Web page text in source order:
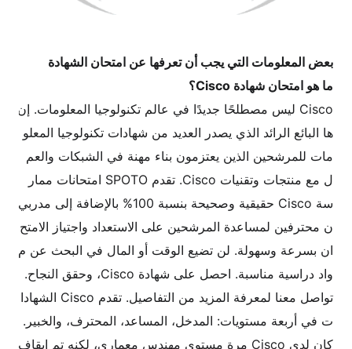
بعض المعلومات التي يجب أن تعرفها عن امتحان الشهادة
ما هو امتحان شهادة Cisco؟
Cisco ليس مصطلحًا جديدًا في عالم تكنولوجيا المعلومات. إن
ها البائع الرائد الذي يصدر العديد من شهادات تكنولوجيا المعلو
مات للمرشحين الذين يعتزمون بناء مهنة في الشبكات والعم
ل مع منتجات وتقنيات Cisco. تقدم SPOTO امتحانات ممار
سة Cisco حقيقية وصحيحة بنسبة 100% بالإضافة إلى مدربي
ن محترفين لمساعدة المرشحين على الاستعداد واجتياز الامتح
ان بسرعة وسهولة. لن تضيع الوقت أو المال في البحث عن م
واد دراسية مناسبة. احصل على شهادة Cisco، وحقق النجاح.
تواصل معنا لمعرفة المزيد من التفاصيل. تقدم Cisco الشهادا
ت في أربعة مستويات: المدخل، المساعد، المحترف، والخبير.
كان لدى Cisco مرة مستوى مهندس معماري، لكنه تم إيقاف